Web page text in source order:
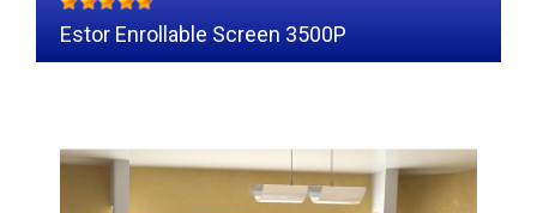
Estor Enrollable Screen 3500P